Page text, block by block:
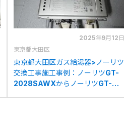
2025年9月12日
東京都大田区
東京都大田区ガス給湯器>ノーリツ
交換工事施工事例：ノーリツGT-
2028SAWXからノーリツGT-